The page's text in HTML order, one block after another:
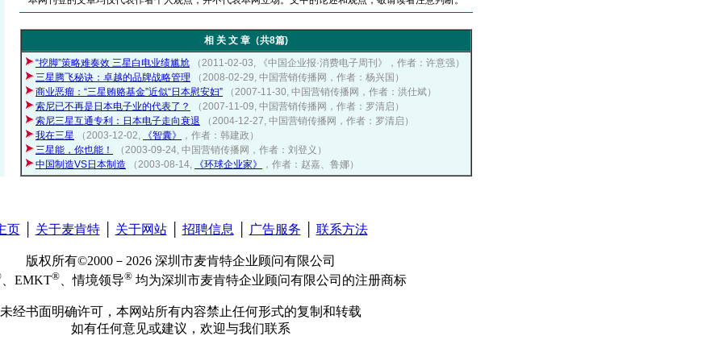
相 关 文 章（共8篇)
“挖脚”策略难奏效 三星白电业绩尴尬
（2011-02-03, 《中国企业报·消费电子周刊》，作者：许意强）
三星腾飞秘诀：卓越的品牌战略管理
（2008-02-29, 中国营销传播网，作者：杨兴国）
商业恶瘤：“三星贿赂基金”近似“日本慰安妇”
（2007-11-30, 中国营销传播网，作者：洪仕斌）
索尼已不再是日本电子业的代表了？
（2007-11-09, 中国营销传播网，作者：罗清启）
索尼三星互通专利：日本电子走向衰退
（2004-12-27, 中国营销传播网，作者：罗清启）
我在三星
（2003-12-02, 《智囊》
，作者：韩建政）
三星能，你也能！
（2003-09-24, 中国营销传播网，作者：刘登义）
中国制造VS日本制造
（2003-08-14, 《环球企业家》 ，作者：赵嘉、鲁娜）
页│ 关于麦肯特│ 关于网站│ 招聘信息 广告服务 联系方法
版权所有©2000－2026 深圳市麦肯特企业顾问有限公司
、EMKT® 、情境领导® 均为深圳市麦肯特企业顾问有限公司的注册商标
未经书面明确许可，本网站所有内容禁止任何形式的复制和转载
如有任何意见或建议，欢迎与我们联系